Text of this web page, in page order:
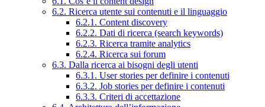
6.2. Ricerca utente sui contenuti e il linguaggio
6.2.1. Content discovery
6.2.2. Dati di ricerca (search keywords)
6.2.3. Ricerca tramite analytics
6.2.4. Ricerca sui forum
6.3. Dalla ricerca ai bisogni degli utenti
6.3.1. User stories per definire i contenuti
6.3.2. Job stories per definire i contenuti
6.3.3. Criteri di accettazione